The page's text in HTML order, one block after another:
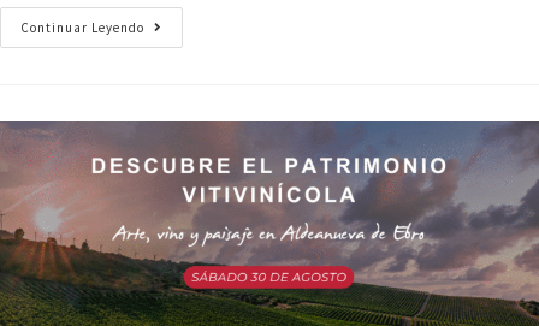
Continuar Leyendo